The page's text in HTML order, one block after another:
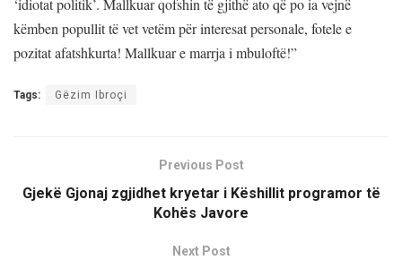
‘idiotat politik’. Mallkuar qofshin të gjithë ato që po ia vejnë
këmben popullit të vet vetëm për interesat personale, fotele e
pozitat afatshkurta! Mallkuar e marrja i mbuloftë!”
Tags: Gëzim Ibroçi
Previous Post
Gjekë Gjonaj zgjidhet kryetar i Këshillit programor të
Kohës Javore
Next Post